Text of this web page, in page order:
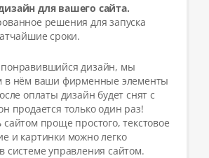
для вашего сайта.
решения для запуска
сроки.
дизайн, мы
в нём ваши фирменные элементы
оплаты дизайн будет снят с
продается только один раз!
сайтом проще простого, текстовое
и картинки можно легко
системе управления сайтом.